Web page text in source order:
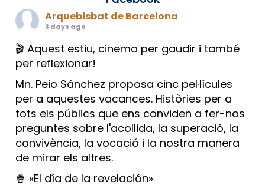
Arquebisbat de Barcelona
3 days ago
🎬 Aquest estiu, cinema per gaudir i també
per reflexionar!
Mn. Peio Sánchez proposa cinc pel·lícules
per a aquestes vacances. Històries per a
tots els públics que ens conviden a fer-nos
preguntes sobre l'acollida, la superació, la
convivència, la vocació i la nostra manera
de mirar els altres.
🍿 «El día de la revelación»